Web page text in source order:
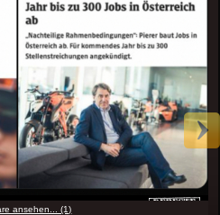
ansehen... (1)